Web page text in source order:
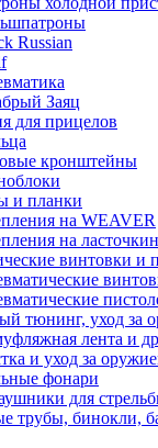
Russian
Заяц
для прицелов
кронштейны
и планки
на WEAVER
на
винтовки и
тюнинг, уход за
лента и
и уход за
фонари
для
трубы, бинокли,